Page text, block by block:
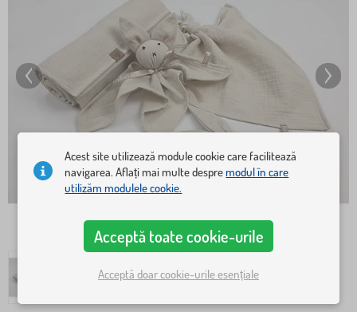
Acest site utilizează module cookie care facilitează
navigarea. Aflați mai multe despremodul în care
utilizăm modulele cookie.
Acceptă toate cookie-urile
Acceptă doar cookie-urile esențiale